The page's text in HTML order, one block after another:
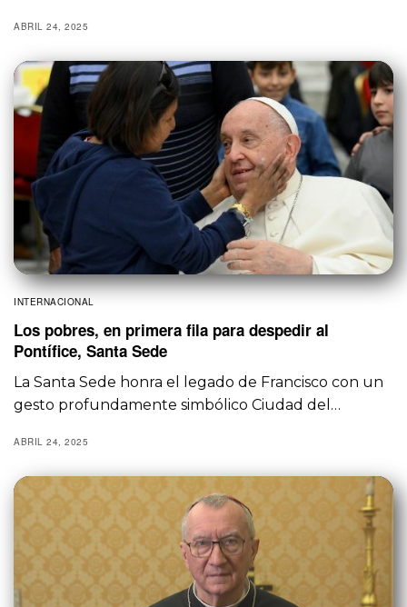
ABRIL 24, 2025
INTERNACIONAL
Los pobres, en primera fila para despedir al
Pontífice, Santa Sede
La Santa Sede honra el legado de Francisco con un
gesto profundamente simbólico Ciudad del…
ABRIL 24, 2025